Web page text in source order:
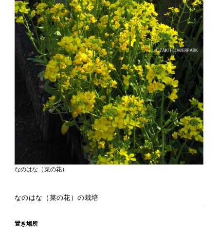
なのはな（菜の花）
なのはな（菜の花）の栽培
置き場所